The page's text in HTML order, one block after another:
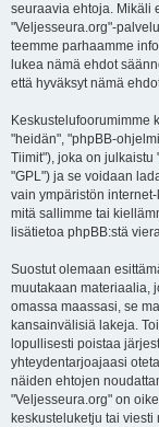
seuraavia ehtoja. Mikäli
"Veljesseura.org"-
teemme parhaamme
lukea nämä ehdot
että hyväksyt nämä
Keskustelufoorumimme
"heidän", "phpBB-
Tiimit"), joka on julkaistu
"GPL") ja se voidaan
vain ympäristön
mitä sallimme tai
lisätietoa phpBB:stä
Suostut olemaan
muutakaan materiaalia,
omassa maassasi, se
kansainvälisiä lakeja.
lopullisesti poistaa
yhteydentarjoajaasi
näiden ehtojen
"Veljesseura.org" on
keskusteluketju tai